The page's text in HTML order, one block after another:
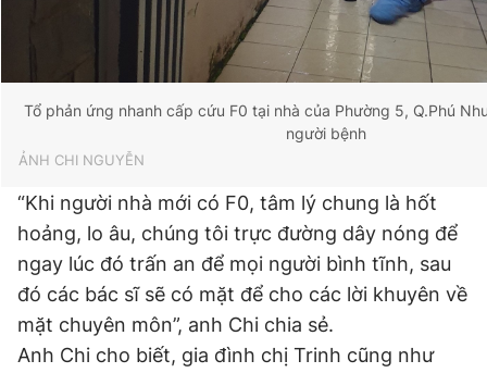
Tổ phản ứng nhanh cấp cứu F0 tại nhà của Phường 5, Q.Phú
người bệnh
ẢNH CHI NGUYỄN
“Khi người nhà mới có F0, tâm lý chung là hốt
hoảng, lo âu, chúng tôi trực đường dây nóng để
ngay lúc đó trấn an để mọi người bình tĩnh, sau
đó các bác sĩ sẽ có mặt để cho các lời khuyên về
mặt chuyên môn”, anh Chi chia sẻ.
Anh Chi cho biết, gia đình chị Trinh cũng như